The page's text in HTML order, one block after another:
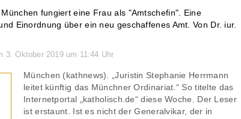
fungiert eine Frau als "Amtschefin". Eine
Einordnung über ein neu geschaffenes Amt. Von Dr. iur.
3. Oktober 2019 um 11:44 Uhr
München (kathnews). „Juristin Stephanie Herrmann
leitet künftig das Münchner Ordinariat.“ So titelte das
Internetportal „katholisch.de“ diese Woche. Der Leser
ist erstaunt. Ist es nicht der Generalvikar, der in